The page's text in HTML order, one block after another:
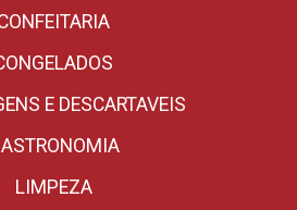
E DESCARTAVEIS
LIMPEZA